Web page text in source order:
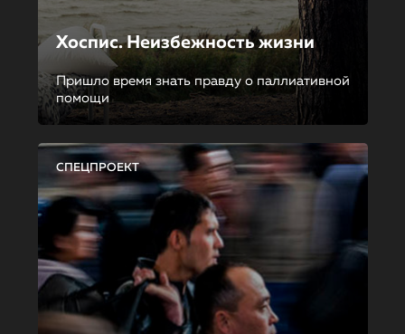
Хоспис. Неизбежность жизни
Пришло время знать правду о паллиативной
помощи
СПЕЦПРОЕКТ